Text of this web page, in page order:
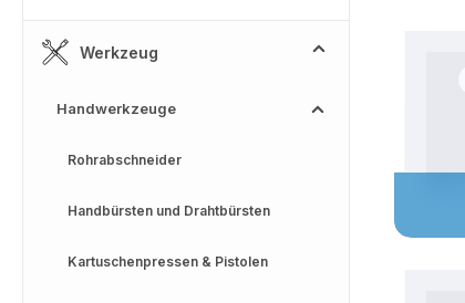
Werkzeug
Handwerkzeuge
Rohrabschneider
Handbürsten und Drahtbürsten
Kartuschenpressen & Pistolen